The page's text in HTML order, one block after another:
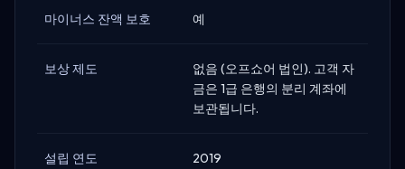
마이너스 잔액 보호 예
보상 제도
없음 (오프쇼어 법인). 고객 자
금은 1급 은행의 분리 계좌에
보관됩니다.
설립 연도 2019